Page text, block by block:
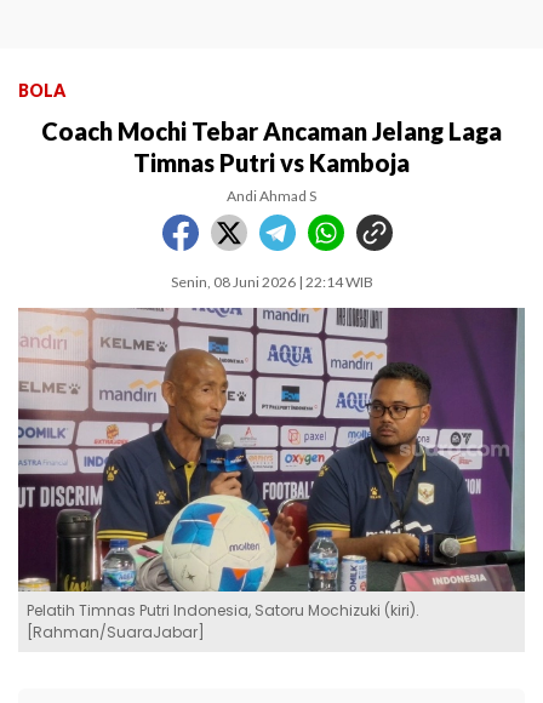
BOLA
Coach Mochi Tebar Ancaman Jelang Laga
Timnas Putri vs Kamboja
Andi Ahmad S
Senin, 08 Juni 2026 | 22:14 WIB
Pelatih Timnas Putri Indonesia, Satoru Mochizuki (kiri).
[Rahman/SuaraJabar]